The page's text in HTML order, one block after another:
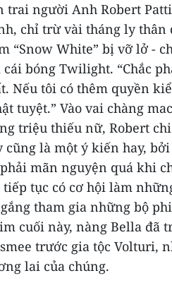
trai người Anh Robert
chỉ trừ vài tháng ly thân
“Snow White” bị vỡ lở -
cái bóng Twilight. “Chắc
Nếu tôi có thêm quyền
tuyệt.” Vào vai chàng
triệu thiếu nữ, Robert
cũng là một ý kiến hay,
mãn nguyện quá khi
tiếp tục có cơ hội làm
gắng tham gia những bộ
cuối này, nàng Bella đã
trước gia tộc Volturi,
lai của chúng.